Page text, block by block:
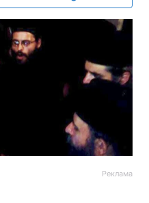
Реклама